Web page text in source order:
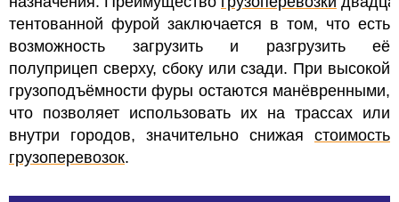
тентованной фурой заключается в том, что есть
возможность загрузить и разгрузить её
полуприцеп сверху, сбоку или сзади. При высокой
грузоподъёмности фуры остаются манёвренными,
что позволяет использовать их на трассах или
внутри городов, значительно снижая стоимость
грузоперевозок.